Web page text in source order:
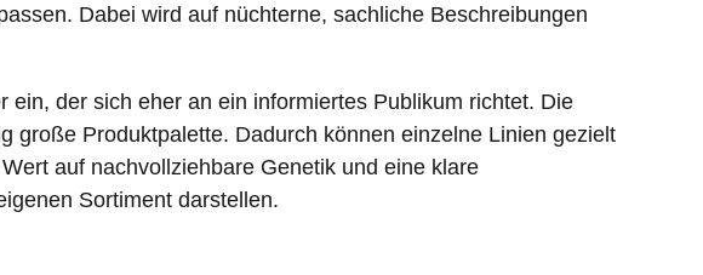
Dabei wird auf nüchterne, sachliche Beschreibungen
der sich eher an ein informiertes Publikum richtet. Die
große Produktpalette. Dadurch können einzelne Linien gezielt
auf nachvollziehbare Genetik und eine klare
Sortiment darstellen.